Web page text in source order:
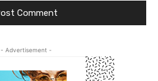
- Advertisement -